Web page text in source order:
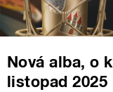
Nová alba, o
listopad 2025